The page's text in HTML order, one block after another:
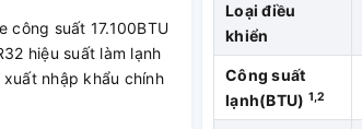
công suất 17.100BTU
hiệu suất làm lạnh
nhập khẩu chính
Loại điều
khiển
Công suất
lạnh(BTU) 1,2